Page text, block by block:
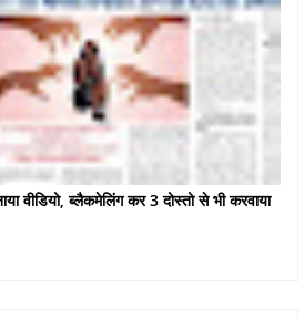
वीडियो, ब्लैकमेलिंग कर 3 दोस्तो से भी करवाया